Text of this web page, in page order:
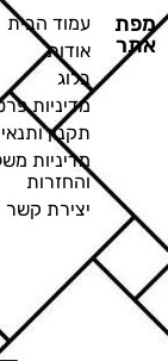
מפת
אתר
עמוד הבית
אודות
בלוג
מדיניות
תקנון
מדיניות
והחזרות
יצירת קשר